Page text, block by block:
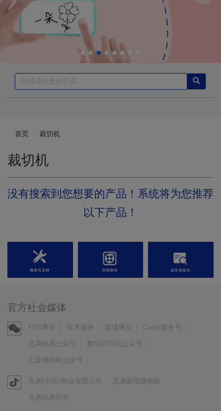
首页 裁切机
裁切机
没有搜索到您想要的产品！系统将为您推荐
以下产品！
官方社会媒体
官
方
信
打印事业 技术服务 家缝事业 Candy服务号
兄弟机床公众号 数码打印机公众号
工业缝纫机公众号
官
方
兄弟(中国)商业有限公司 兄弟家用缝纫机
兄弟机床抖音